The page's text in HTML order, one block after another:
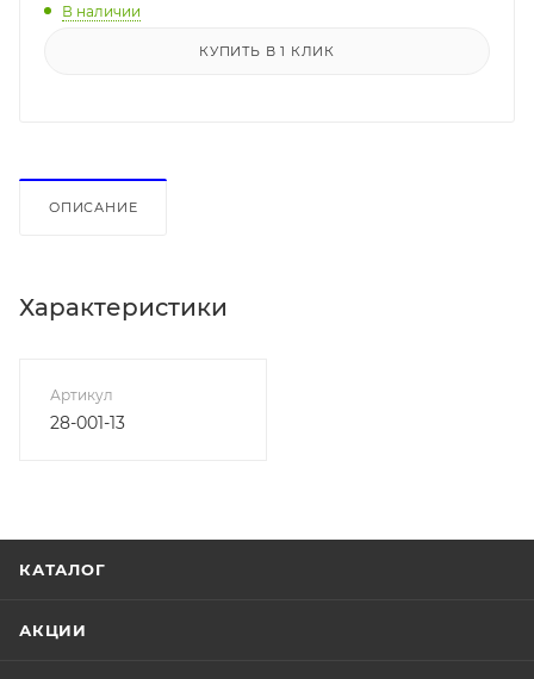
В наличии
КУПИТЬ В 1 КЛИК
ОПИСАНИЕ
Характеристики
Артикул
28-001-13
КАТАЛОГ
АКЦИИ